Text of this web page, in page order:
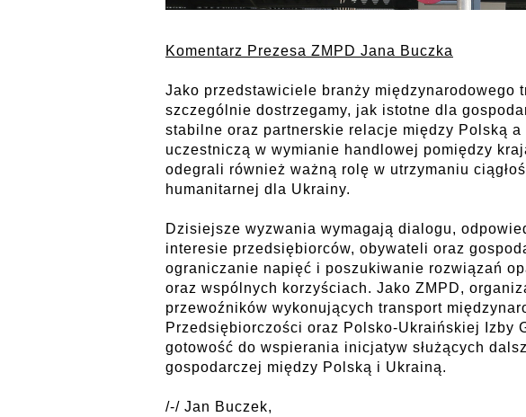
Komentarz Prezesa ZMPD Jana Buczka
Jako przedstawiciele branży międzynarodowego
szczególnie dostrzegamy, jak istotne dla
stabilne oraz partnerskie relacje między Polską
uczestniczą w wymianie handlowej pomiędzy
odegrali również ważną rolę w utrzymaniu
humanitarnej dla Ukrainy.
Dzisiejsze wyzwania wymagają dialogu,
interesie przedsiębiorców, obywateli oraz
ograniczanie napięć i poszukiwanie rozwiązań
oraz wspólnych korzyściach. Jako ZMPD,
przewoźników wykonujących transport
Przedsiębiorczości oraz Polsko-Ukraińskiej Izby
gotowość do wspierania inicjatyw służących
gospodarczej między Polską i Ukrainą.
/-/ Jan Buczek,